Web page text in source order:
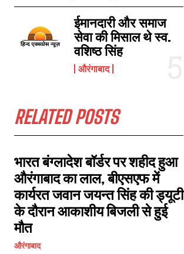
ईमानदारी और समाज
सेवा की मिसाल थे स्व.
वशिष्ठ सिंह
औरंगाबाद
RELATED POSTS
भारत बंग्लादेश बॉर्डर पर शहीद हुआ
औरंगाबाद का लाल, बीएसएफ में
कार्यरत जवान जयन्त सिंह की ड्यूटी
के दौरान आकाशीय बिजली से हुई
मौत
औरंगाबाद